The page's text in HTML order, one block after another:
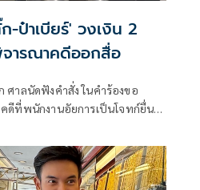
-ป๋าเบียร์' วงเงิน 2
ารณาคดีออกสื่อ
ศาลนัดฟังคำสั่ง ในคำร้องขอ
ดีที่พนักงานอัยการเป็นโจทก์ยื่น
สุวรรณบุตร หรือเเม่ตั๊ก เป็น